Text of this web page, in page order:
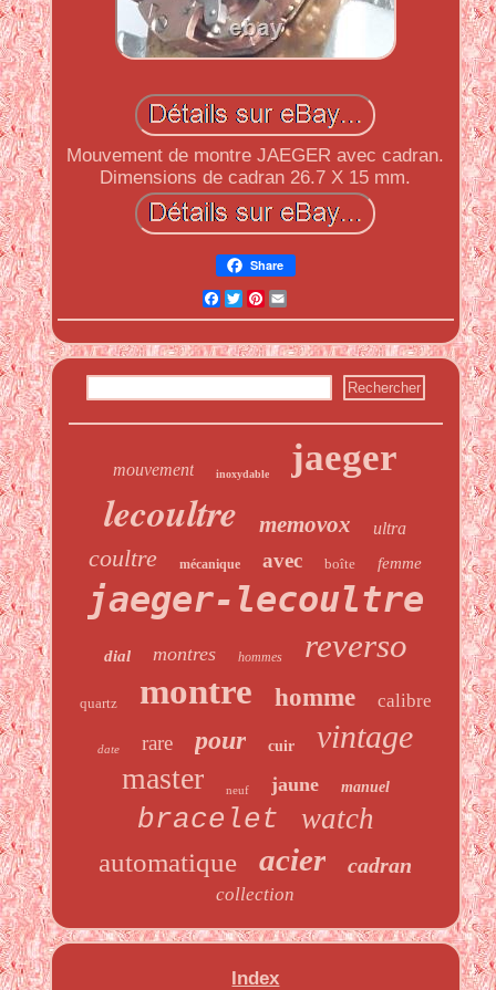
Mouvement de montre JAEGER avec cadran.
Dimensions de cadran 26.7 X 15 mm.
Share
Facebook
Twitter
Pinterest
Email
mouvement inoxydable jaeger
lecoultre memovox ultra
coultre mécanique avec boîte femme
jaeger-lecoultre
dial montres hommes reverso
quartz montre homme calibre
date rare pour cuir vintage
master neuf jaune manuel
bracelet watch
automatique acier cadran
collection
Index